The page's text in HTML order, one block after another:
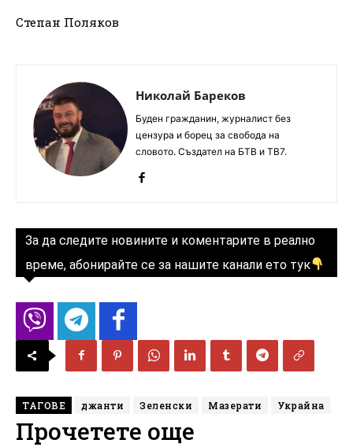
Степан Поляков
Николай Бареков
Буден гражданин, журналист без
цензура и борец за свобода на
словото. Създател на БТВ и ТВ7.
За да следите новините и коментарите в реално
време, абонирайте се за нашите канали ето тук
ТАГОВЕ джанти Зеленски Мазерати Украйна
Прочетете още